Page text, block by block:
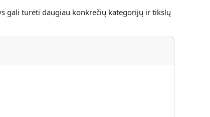
gali turėti daugiau konkrečių kategorijų ir tikslų